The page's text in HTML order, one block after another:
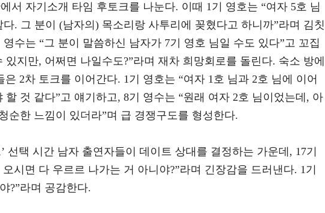
서 자기소개 타임 후토크를 나눈다. 이때 1기 영호는 “여자 5호 님
. 그 분이 (남자의) 목소리랑 사투리에 꽂혔다고 하니까”라며 김칫
수는 “그 분이 말씀하신 남자가 7기 영호 님일 수도 있다”고 꼬집
있지만, 어쩌면 나일수도?”라며 재차 희망회로를 돌린다. 숙소 방에
2차 토크를 이어간다. 1기 영호는 “여자 1호 님과 2호 님에 이어
할 것 같다”고 얘기하고, 8기 영수는 “원래 여자 2호 님이었는데, 아
순한 느낌이 있더라”며 급 경쟁구도를 형성한다.
선택 시간 남자 출연자들이 데이트 상대를 결정하는 가운데, 17기
시면 다 우르르 나가는 거 아니야?”라며 긴장감을 드러낸다. 1기
?”라며 공감한다.